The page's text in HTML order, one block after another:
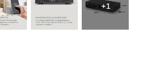
+1